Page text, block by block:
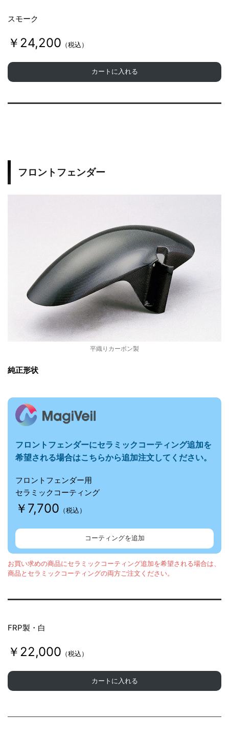
スモーク
￥24,200 （税込）
カートに入れる
フロントフェンダー
平織りカーボン製
純正形状
フロントフェンダーにセラミックコーティング追加を
希望される場合はこちらから追加注文してください。
フロントフェンダー用
セラミックコーティング
￥7,700 （税込）
コーティングを追加
お買い求めの商品にセラミックコーティング追加を希望される場合は、
商品とセラミックコーティングの両方ご注文ください。
FRP製・白
￥22,000 （税込）
カートに入れる